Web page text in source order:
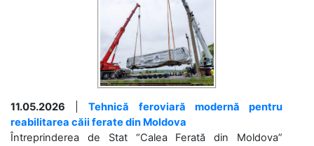
11.05.2026 |Tehnică feroviară modernă pentru
reabilitarea căii ferate din Moldova
Întreprinderea de Stat “Calea Ferată din Moldova”